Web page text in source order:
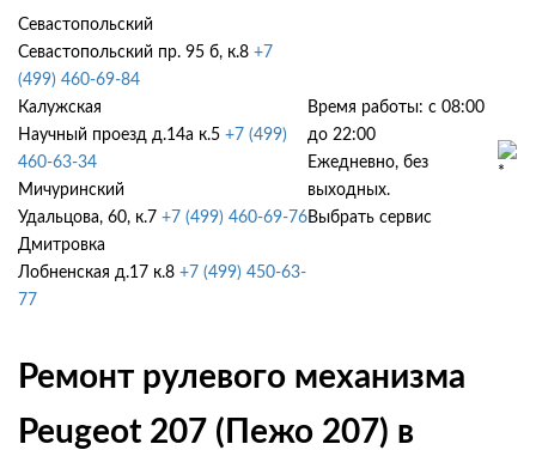
Севастопольский
Севастопольский пр. 95 б, к.8 +7
(499) 460-69-84
Калужская
Научный проезд д.14а к.5 +7 (499)
460-63-34
Мичуринский
Удальцова, 60, к.7 +7 (499) 460-69-76
Дмитровка
Лобненская д.17 к.8 +7 (499) 450-63-
77
Время работы: с 08:00
до 22:00
Ежедневно, без
выходных.
Выбрать сервис
Ремонт рулевого механизма
Peugeot 207 (Пежо 207) в